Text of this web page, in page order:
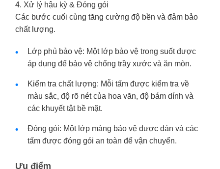
4. Xử lý hậu kỳ & Đóng gói
Các bước cuối cùng tăng cường độ bền và đảm bảo
chất lượng.
Lớp phủ bảo vệ: Một lớp bảo vệ trong suốt được
áp dụng để bảo vệ chống trầy xước và ăn mòn.
Kiểm tra chất lượng: Mỗi tấm được kiểm tra về
màu sắc, độ rõ nét của hoa văn, độ bám dính và
các khuyết tật bề mặt.
Đóng gói: Một lớp màng bảo vệ được dán và các
tấm được đóng gói an toàn để vận chuyển.
Ưu điểm